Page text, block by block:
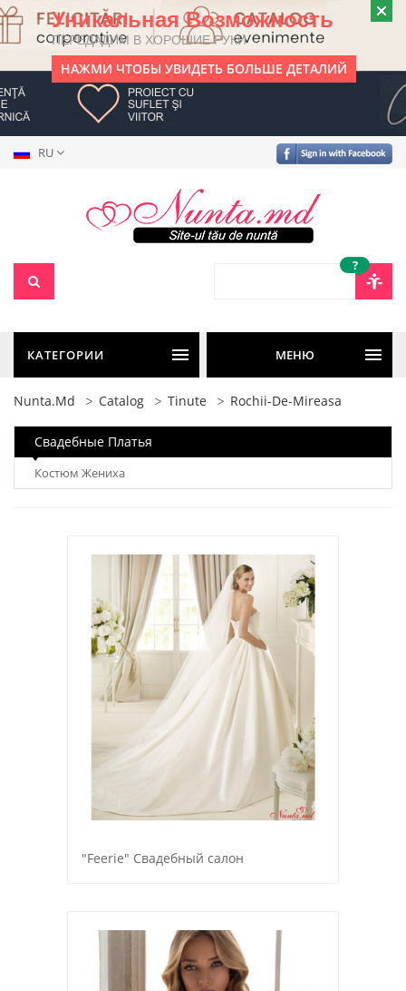
Уникальная Возможность
ПЕРЕДАДИМ В ХОРОШИЕ РУКИ
НАЖМИ ЧТОБЫ УВИДЕТЬ БОЛЬШЕ ДЕТАЛИЙ
RU
?
КАТЕГОРИИ МЕНЮ
Nunta.md Catalog Tinute Rochii-De-Mireasa
Свадебные Платья
Костюм Жениха
"Feerie" Свадебный салон